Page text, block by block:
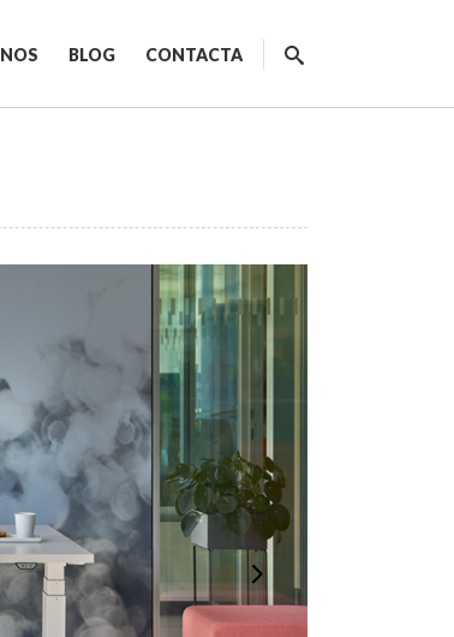
BLOG CONTACTA